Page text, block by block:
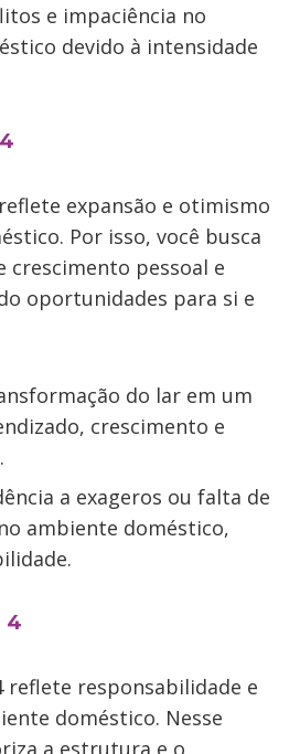
e impaciência no
devido à intensidade
expansão e otimismo
Por isso, você busca
crescimento pessoal e
oportunidades para si e
do lar em um
crescimento e
a exageros ou falta de
ambiente doméstico,
4
reflete responsabilidade e
doméstico. Nesse
a estrutura e o